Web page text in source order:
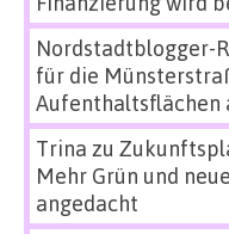
Nordstadtblogger-
für die
Aufenthaltsflächen
Trina zu
Mehr Grün und
angedacht